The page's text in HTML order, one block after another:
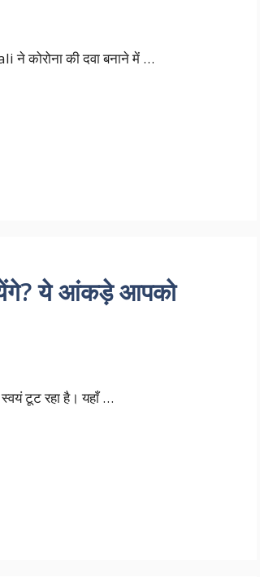
ने कोरोना की दवा बनाने में …
ये आंकड़े आपको
टूट रहा है। यहाँ …